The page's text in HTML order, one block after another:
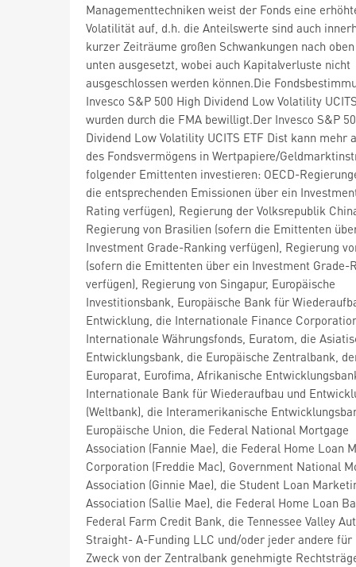
Managementtechniken weist der Fonds eine
Volatilität auf, d.h. die Anteilswerte sind auch
kurzer Zeiträume großen Schwankungen nach
unten ausgesetzt, wobei auch Kapitalverluste nicht
ausgeschlossen werden können.Die
Invesco S&P 500 High Dividend Low Volatility
wurden durch die FMA bewilligt.Der Invesco S&P
Dividend Low Volatility UCITS ETF Dist kann mehr
des Fondsvermögens in Wertpapiere/
folgender Emittenten investieren: OECD-
die entsprechenden Emissionen über ein
Rating verfügen), Regierung der Volksrepublik
Regierung von Brasilien (sofern die Emittenten
Investment Grade-Ranking verfügen), Regierung
(sofern die Emittenten über ein Investment Grade-
verfügen), Regierung von Singapur, Europäische
Investitionsbank, Europäische Bank für
Entwicklung, die Internationale Finance
Internationale Währungsfonds, Euratom, die
Entwicklungsbank, die Europäische Zentralbank,
Europarat, Eurofima, Afrikanische
Internationale Bank für Wiederaufbau und
(Weltbank), die Interamerikanische
Europäische Union, die Federal National Mortgage
Association (Fannie Mae), die Federal Home Loan
Corporation (Freddie Mac), Government National
Association (Ginnie Mae), die Student Loan
Association (Sallie Mae), die Federal Home Loan
Federal Farm Credit Bank, die Tennessee Valley
Straight- A-Funding LLC und/oder jeder andere für
Zweck von der Zentralbank genehmigte